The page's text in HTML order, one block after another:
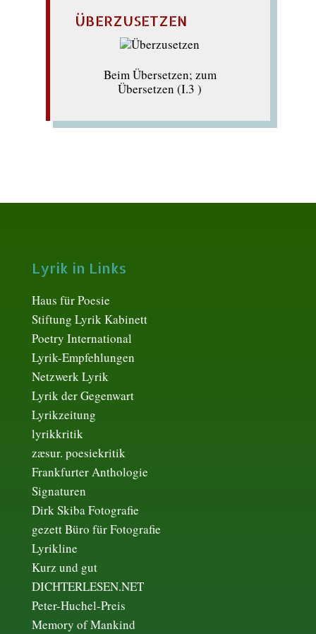
ÜBERZUSETZEN
Beim Übersetzen; zum
Übersetzen (I.3 )
Lyrik in Links
Haus für Poesie
Stiftung Lyrik Kabinett
Poetry International
Lyrik-Empfehlungen
Netzwerk Lyrik
Lyrik der Gegenwart
Lyrikzeitung
lyrikkritik
zæsur. poesiekritik
Frankfurter Anthologie
Signaturen
Dirk Skiba Fotografie
gezett Büro für Fotografie
Lyrikline
Kurz und gut
DICHTERLESEN.NET
Peter-Huchel-Preis
Memory of Mankind